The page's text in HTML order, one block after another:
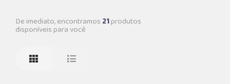
De imediato, encontramos 21produtos
disponíveis para você